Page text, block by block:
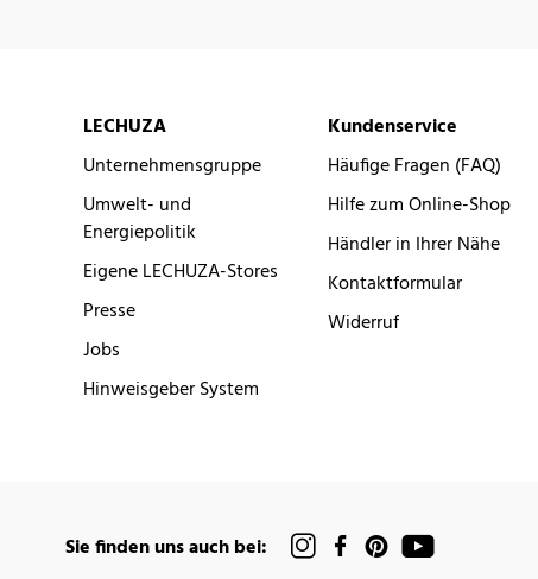
LECHUZA
Unternehmensgruppe
Umwelt- und
Energiepolitik
Eigene LECHUZA-Stores
Presse
Jobs
Hinweisgeber System
Kundenservice
Häufige Fragen (FAQ)
Hilfe zum Online-Shop
Händler in Ihrer Nähe
Kontaktformular
Widerruf
Sie finden uns auch bei: